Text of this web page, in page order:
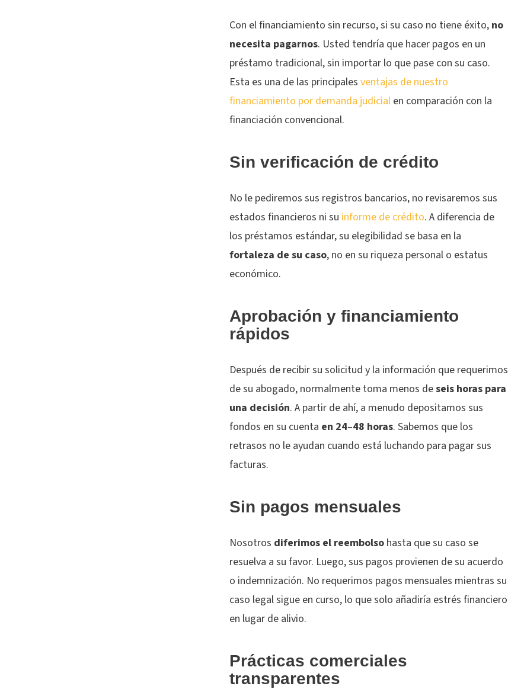
Con el financiamiento sin recurso, si su caso no tiene éxito, no
necesita pagarnos. Usted tendría que hacer pagos en un
préstamo tradicional, sin importar lo que pase con su caso.
Esta es una de las principales ventajas de nuestro
financiamiento por demanda judicial en comparación con la
financiación convencional.
Sin verificación de crédito
No le pediremos sus registros bancarios, no revisaremos sus
estados financieros ni su informe de crédito. A diferencia de
los préstamos estándar, su elegibilidad se basa en la
fortaleza de su caso, no en su riqueza personal o estatus
económico.
Aprobación y financiamiento
rápidos
Después de recibir su solicitud y la información que requerimos
de su abogado, normalmente toma menos deseis horas para
una decisión. A partir de ahí, a menudo depositamos sus
fondos en su cuenta en 24–48 horas. Sabemos que los
retrasos no le ayudan cuando está luchando para pagar sus
facturas.
Sin pagos mensuales
Nosotros diferimos el reembolso hasta que su caso se
resuelva a su favor. Luego, sus pagos provienen de su acuerdo
o indemnización. No requerimos pagos mensuales mientras su
caso legal sigue en curso, lo que solo añadiría estrés financiero
en lugar de alivio.
Prácticas comerciales
transparentes